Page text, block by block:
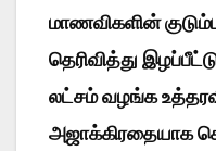
மாணவிகளின்
தெரிவித்து
லட்சம் வழங்க
அஜாக்கிரதையாக